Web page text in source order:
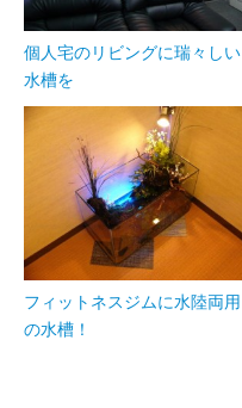
個人宅のリビングに瑞々しい
水槽を
フィットネスジムに水陸両用
の水槽！